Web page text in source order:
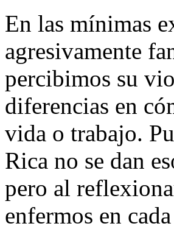
En las mínimas
agresivamente
percibimos su
diferencias en
vida o trabajo.
Rica no se dan
pero al
enfermos en